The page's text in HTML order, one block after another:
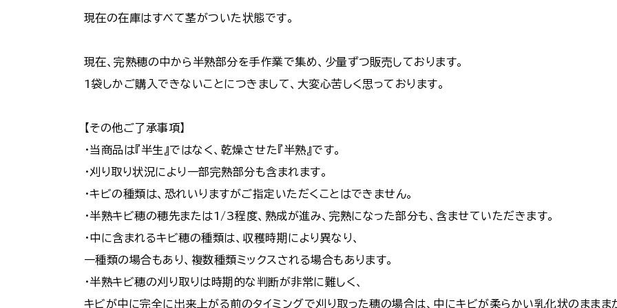
現在の在庫はすべて茎がついた状態です。
現在、完熟穂の中から半熟部分を手作業で集め、少量ずつ販売しております。
1袋しかご購入できないことにつきまして、大変心苦しく思っております。
【その他ご了承事項】
・当商品は『半生』ではなく、乾燥させた『半熟』です。
・刈り取り状況により一部完熟部分も含まれます。
・キビの種類は、恐れいりますがご指定いただくことはできません。
・半熟キビ穂の穂先または1/3程度、熟成が進み、完熟になった部分も、含ませていただきます。
・中に含まれるキビ穂の種類は、収穫時期により異なり、
一種類の場合もあり、複数種類ミックスされる場合もあります。
・半熟キビ穂の刈り取りは時期的な判断が非常に難しく、
キビが中に完全に出来上がる前のタイミングで刈り取った穂の場合は、中にキビが柔らかい乳化状のままま